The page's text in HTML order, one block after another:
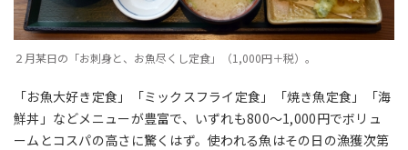
２月某日の「お刺身と、お魚尽くし定食」（1,000円＋税）。
「お魚大好き定食」「ミックスフライ定食」「焼き魚定食」「海
鮮丼」などメニューが豊富で、いずれも800〜1,000円でボリュ
ームとコスパの高さに驚くはず。使われる魚はその日の漁獲次第